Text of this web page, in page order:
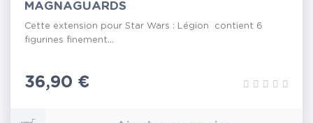
MAGNAGUARDS
Cette extension pour Star Wars : Légion contient 6
figurines finement...
Prix
36,90 €